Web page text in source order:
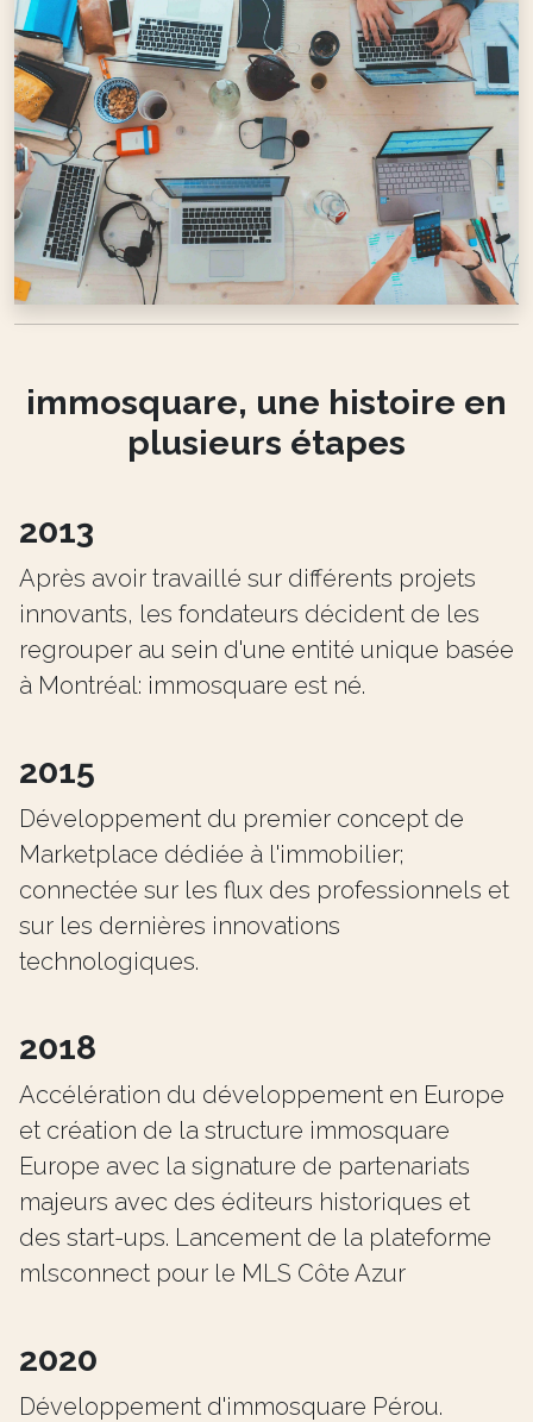
immosquare, une histoire en
plusieurs étapes
2013
Après avoir travaillé sur différents projets
innovants, les fondateurs décident de les
regrouper au sein d'une entité unique basée
à Montréal: immosquare est né.
2015
Développement du premier concept de
Marketplace dédiée à l'immobilier;
connectée sur les flux des professionnels et
sur les dernières innovations
technologiques.
2018
Accélération du développement en Europe
et création de la structure immosquare
Europe avec la signature de partenariats
majeurs avec des éditeurs historiques et
des start-ups. Lancement de la plateforme
mlsconnect pour le MLS Côte Azur
2020
Développement d'immosquare Pérou.